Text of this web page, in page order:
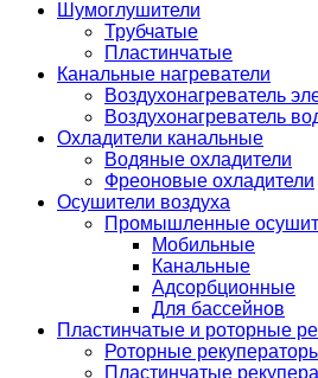
Шумоглушители
Трубчатые
Пластинчатые
Канальные нагреватели
Воздухонагреватель
Воздухонагреватель
Охладители канальные
Водяные охладители
Фреоновые охладители
Осушители воздуха
Промышленные
Мобильные
Канальные
Адсорбционные
Для бассейнов
Пластинчатые и роторные
Роторные
Пластинчатые